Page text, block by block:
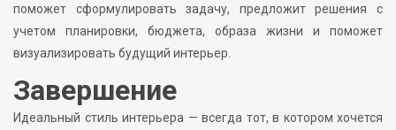
поможет сформулировать задачу, предложит решения с
учетом планировки, бюджета, образа жизни и поможет
визуализировать будущий интерьер.
Завершение
Идеальный стиль интерьера — всегда тот, в котором хочется